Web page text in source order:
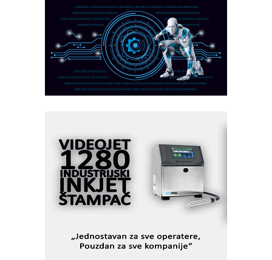
Razvoj asortimanskog pravca MINI-
PLC AKYTEC
AUKOM: Svetski standard metrologije
dostupan u Srbiji
MOTOMAN – NEXT-Robotika vođena
veštačkom inteligencijom
I.SAFE MOBILE revolucioniše
Fleksibilno stezanje i brzo
podešavanje u proizvodnji prototipova
KIP KOP – napredna rešenja za
savremene industrijske i logističke
objekte
Alba d.o.o. – 35 godina preciznosti u
IBeRTIM - oprema za ispitivanje